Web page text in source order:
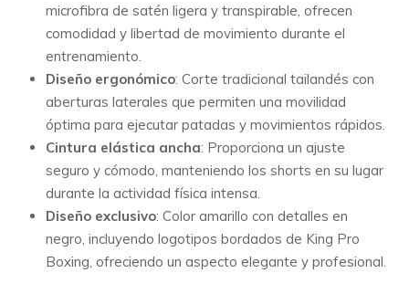
microfibra de satén ligera y transpirable, ofrecen
comodidad y libertad de movimiento durante el
entrenamiento.
Diseño ergonómico: Corte tradicional tailandés con
aberturas laterales que permiten una movilidad
óptima para ejecutar patadas y movimientos rápidos.
Cintura elástica ancha: Proporciona un ajuste
seguro y cómodo, manteniendo los shorts en su lugar
durante la actividad física intensa.
Diseño exclusivo: Color amarillo con detalles en
negro, incluyendo logotipos bordados de King Pro
Boxing, ofreciendo un aspecto elegante y profesional.